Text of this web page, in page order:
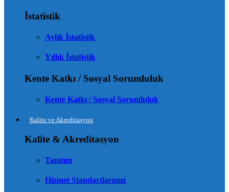
İstatistik
Aylık İstatistik
Yıllık İstatistik
Kente Katkı / Sosyal Sorumluluk
Kente Katkı / Sosyal Sorumluluk
Kalite ve Akreditasyon
Kalite & Akreditasyon
Tanıtım
Hizmet Standartlarımız